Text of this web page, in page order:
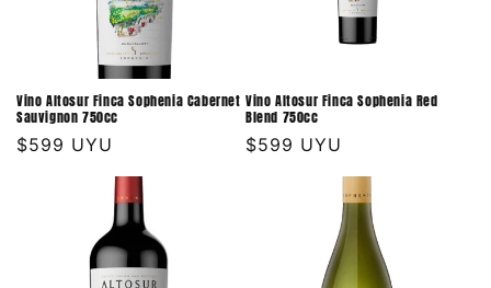
Vino Altosur Finca Sophenia Cabernet
Sauvignon 750cc
Precio
$599 UYU
Vino Altosur Finca Sophenia Red
Blend 750cc
Precio
$599 UYU